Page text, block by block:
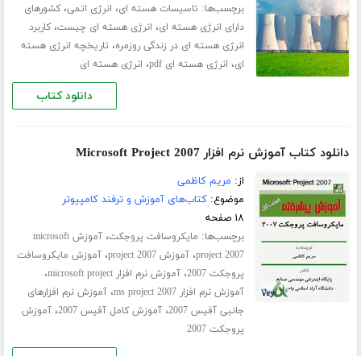
برچسب‌ها: تاسیسات هسته ای، انرژی اتمی،کشورهای
دارای انرژی هسته ای، انرژی هسته ای چیست،کاربرد
انرژی هسته ای در زندگی روزمره، تاریخچه انرژی هسته
ای، انرژی هسته ای pdf ، انرژی هسته ای
دانلود کتاب
دانلود کتاب آموزش نرم افزار Microsoft Project 2007
از: مریم کاظمی
موضوع:کتاب‌های آموزش و ترفند کامپیوتر
۱۸ صفحه
برچسب‌ها: مایکروسافت پروجکت،
آموزش microsoft
project 2007،آموزش project 2007 ،آموزش مایکروسافت
پروجکت 2007
،آموزش نرم افزار microsoft project ،
آموزش نرم افزار ms project 2007 ،آموزش نرم افزارهای
جانبی آفیس 2007
،آموزش کامل آفیس 2007 ،آموزش
پروجکت 2007